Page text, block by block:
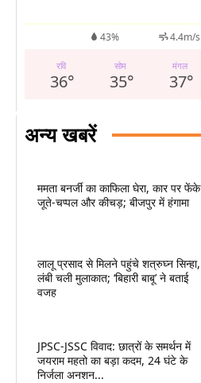
43% 4.4m/s
रवि
36°
सोम
35°
मंगल
37°
अन्य खबरें
ममता बनर्जी का काफिला घेरा, कार पर फेंके
जूते-चप्पल और कीचड़; बीजपुर में हंगामा
लालू प्रसाद से मिलने पहुंचे शत्रुघ्न सिन्हा,
लंबी चली मुलाकात; ‘बिहारी बाबू’ ने बताई
वजह
JPSC-JSSC विवाद: छात्रों के समर्थन में
जयराम महतो का बड़ा कदम, 24 घंटे के
निर्जला अनशन...